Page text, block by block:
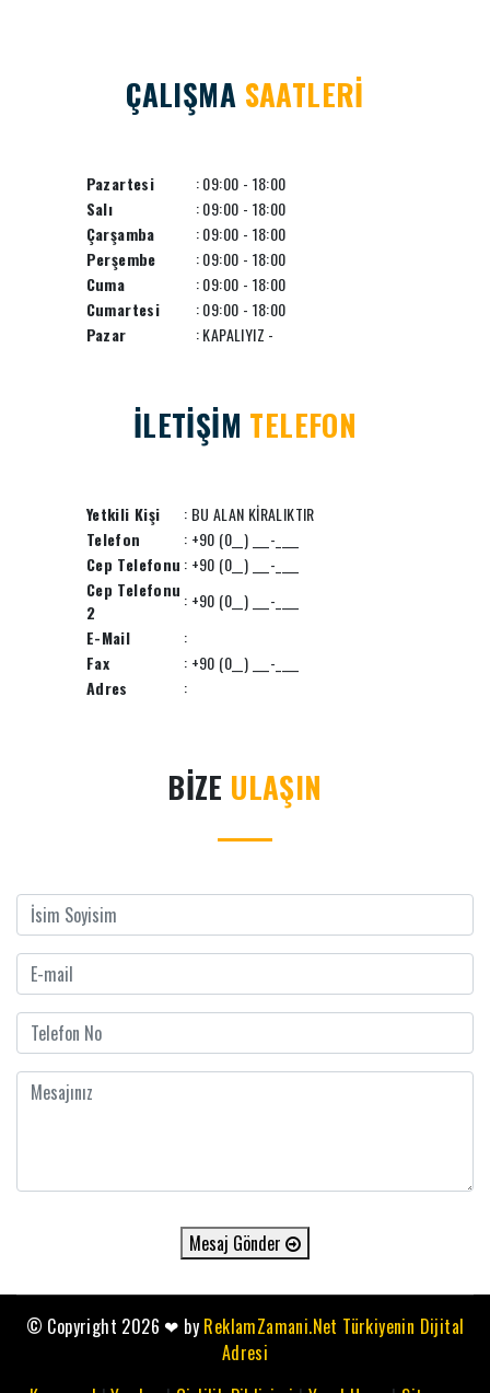
ÇALIŞMA SAATLERİ
Pazartesi
: 09:00 - 18:00
Salı
: 09:00 - 18:00
Çarşamba
: 09:00 - 18:00
Perşembe
: 09:00 - 18:00
Cuma
: 09:00 - 18:00
Cumartesi
: 09:00 - 18:00
Pazar
: KAPALIYIZ -
İLETİŞİM TELEFON
Yetkili Kişi
: BU ALAN KİRALIKTIR
Telefon
: +90 (0__) ___-____
Cep Telefonu : +90 (0__) ___-____
Cep Telefonu
2
: +90 (0__) ___-____
E-Mail
:
Fax
: +90 (0__) ___-____
Adres
:
BİZE ULAŞIN
Mesaj Gönder
© Copyright 2026 ❤ by ReklamZamani.Net Türkiyenin Dijital
Adresi